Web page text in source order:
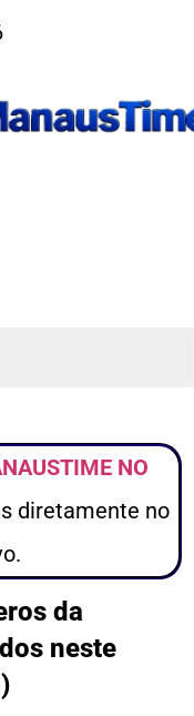
NO
diretamente no
da
neste